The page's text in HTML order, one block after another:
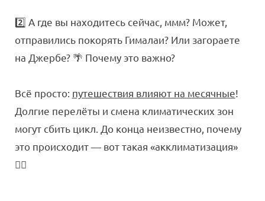
2️⃣ А где вы находитесь сейчас, ммм? Может,
отправились покорять Гималаи? Или загораете
на Джербе? 🌴 Почему это важно?
Всё просто: путешествия влияют на месячные!
Долгие перелёты и смена климатических зон
могут сбить цикл. До конца неизвестно, почему
это происходит — вот такая «акклиматизация»
🤷‍♀️